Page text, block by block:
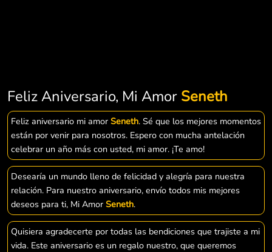
Feliz Aniversario, Mi Amor Seneth
Feliz aniversario mi amor Seneth. Sé que los mejores momentos
están por venir para nosotros. Espero con mucha antelación
celebrar un año más con usted, mi amor. ¡Te amo!
Desearía un mundo lleno de felicidad y alegría para nuestra
relación. Para nuestro aniversario, envío todos mis mejores
deseos para ti, Mi Amor Seneth.
Quisiera agradecerte por todas las bendiciones que trajiste a mi
vida. Este aniversario es un regalo nuestro, que queremos